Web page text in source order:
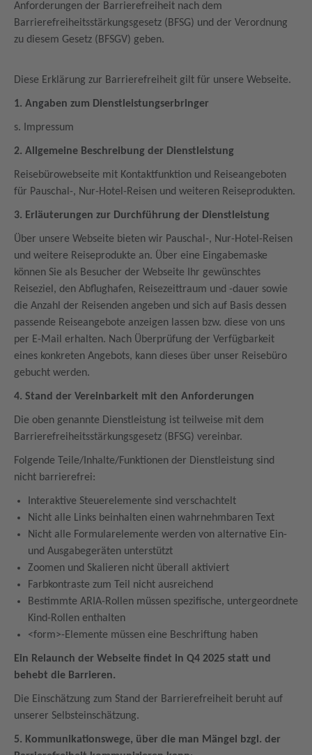
Anforderungen der Barrierefreiheit nach dem
Barrierefreiheitsstärkungsgesetz (BFSG) und der Verordnung
zu diesem Gesetz (BFSGV) geben.
Diese Erklärung zur Barrierefreiheit gilt für unsere Webseite.
1. Angaben zum Dienstleistungserbringer
s. Impressum
2. Allgemeine Beschreibung der Dienstleistung
Reisebürowebseite mit Kontaktfunktion und Reiseangeboten
für Pauschal-, Nur-Hotel-Reisen und weiteren Reiseprodukten.
3. Erläuterungen zur Durchführung der Dienstleistung
Über unsere Webseite bieten wir Pauschal-, Nur-Hotel-Reisen
und weitere Reiseprodukte an. Über eine Eingabemaske
können Sie als Besucher der Webseite Ihr gewünschtes
Reiseziel, den Abflughafen, Reisezeittraum und -dauer sowie
die Anzahl der Reisenden angeben und sich auf Basis dessen
passende Reiseangebote anzeigen lassen bzw. diese von uns
per E-Mail erhalten. Nach Überprüfung der Verfügbarkeit
eines konkreten Angebots, kann dieses über unser Reisebüro
gebucht werden.
4. Stand der Vereinbarkeit mit den Anforderungen
Die oben genannte Dienstleistung ist teilweise mit dem
Barrierefreiheitsstärkungsgesetz (BFSG) vereinbar.
Folgende Teile/Inhalte/Funktionen der Dienstleistung sind
nicht barrierefrei:
Interaktive Steuerelemente sind verschachtelt
Nicht alle Links beinhalten einen wahrnehmbaren Text
Nicht alle Formularelemente werden von alternative Ein-
und Ausgabegeräten unterstützt
Zoomen und Skalieren nicht überall aktiviert
Farbkontraste zum Teil nicht ausreichend
Bestimmte ARIA-Rollen müssen spezifische, untergeordnete
Kind-Rollen enthalten
<form>-Elemente müssen eine Beschriftung haben
Ein Relaunch der Webseite findet in Q4 2025 statt und
behebt die Barrieren.
Die Einschätzung zum Stand der Barrierefreiheit beruht auf
unserer Selbsteinschätzung.
5. Kommunikationswege, über die man Mängel bzgl. der